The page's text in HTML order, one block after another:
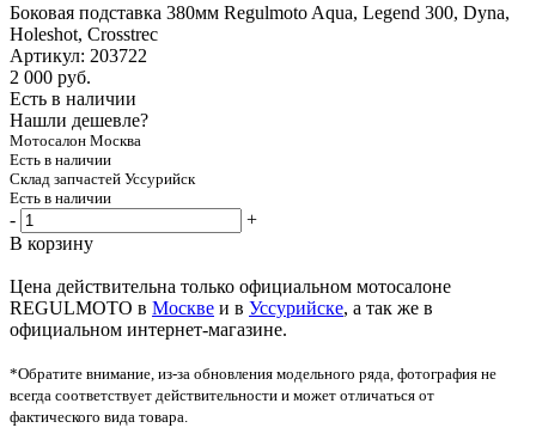
Боковая подставка 380мм Regulmoto Aqua, Legend 300, Dyna,
Holeshot, Crosstrec
Артикул: 203722
2 000 руб.
Есть в наличии
Нашли дешевле?
Мотосалон Москва
Есть в наличии
Склад запчастей Уссурийск
Есть в наличии
-
+
В корзину
Цена действительна только официальном мотосалоне
REGULMOTO в Москве и в Уссурийске, а так же в
официальном интернет-магазине.
*Обратите внимание, из-за обновления модельного ряда, фотография не
всегда соответствует действительности и может отличаться от
фактического вида товара.